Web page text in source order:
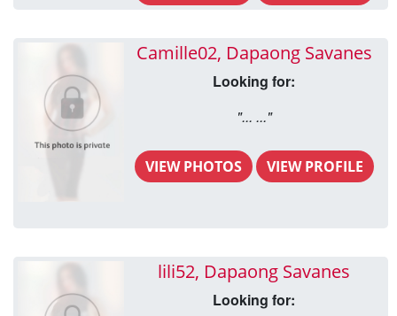
Camille02, Dapaong Savanes
Looking for:
"... ..."
VIEW PHOTOS VIEW PROFILE
lili52, Dapaong Savanes
Looking for: